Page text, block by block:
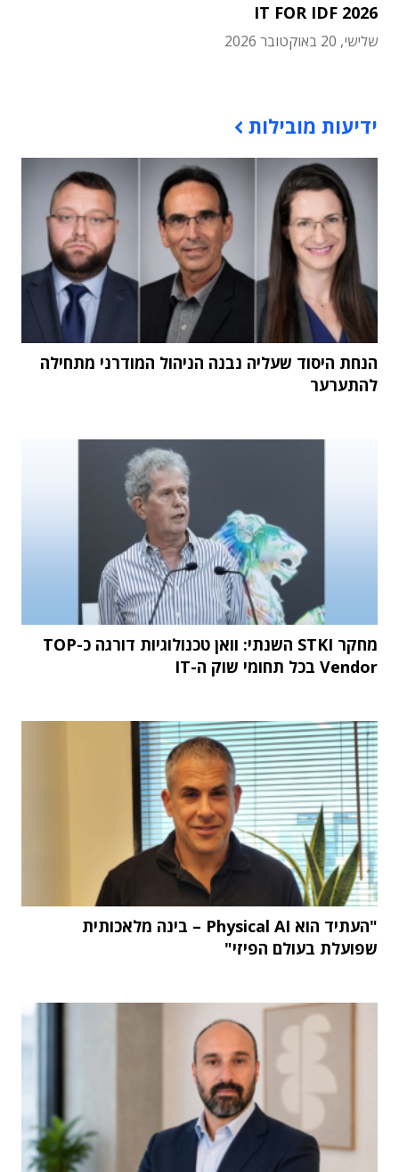
IT FOR IDF 2026
שלישי, 20 באוקטובר 2026
ידיעות מובילות
הנחת היסוד שעליה נבנה הניהול המודרני מתחילה
להתערער
מחקר STKI השנתי: וואן טכנולוגיות דורגה כ-TOP
Vendor בכל תחומי שוק ה-IT
"העתיד הוא Physical AI – בינה מלאכותית
שפועלת בעולם הפיזי"